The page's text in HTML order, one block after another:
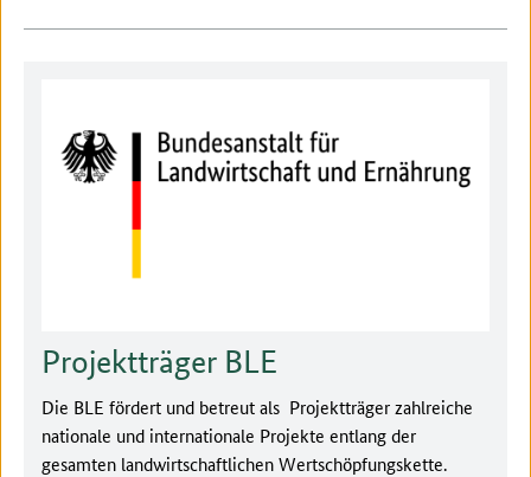
Projektträger BLE
Die BLE fördert und betreut als Projektträger zahlreiche
nationale und internationale Projekte entlang der
gesamten landwirtschaftlichen Wertschöpfungskette.